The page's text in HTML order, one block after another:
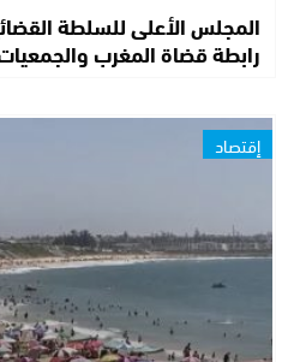
المجلس الأعلى للسلطة
رابطة قضاة المغرب
إقتصاد